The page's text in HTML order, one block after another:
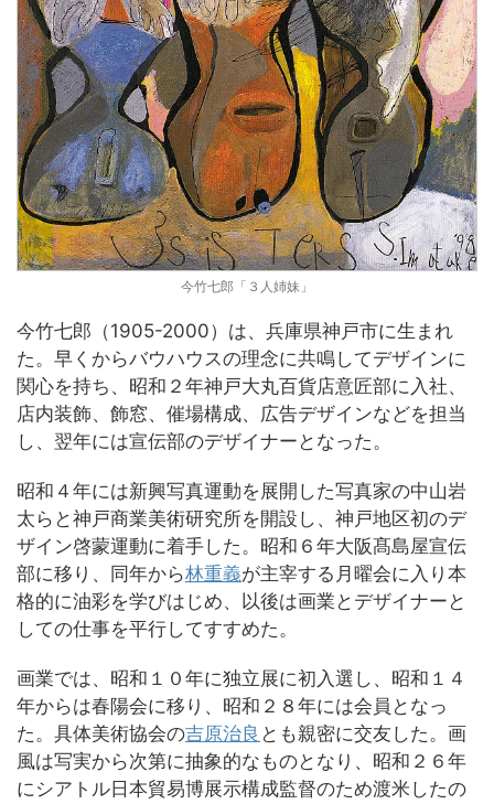
今竹七郎「３人姉妹」
今竹七郎（1905-2000）は、兵庫県神戸市に生まれ
た。早くからバウハウスの理念に共鳴してデザインに
関心を持ち、昭和２年神戸大丸百貨店意匠部に入社、
店内装飾、飾窓、催場構成、広告デザインなどを担当
し、翌年には宣伝部のデザイナーとなった。
昭和４年には新興写真運動を展開した写真家の中山岩
太らと神戸商業美術研究所を開設し、神戸地区初のデ
ザイン啓蒙運動に着手した。昭和６年大阪髙島屋宣伝
部に移り、同年から林重義が主宰する月曜会に入り本
格的に油彩を学びはじめ、以後は画業とデザイナーと
しての仕事を平行してすすめた。
画業では、昭和１０年に独立展に初入選し、昭和１４
年からは春陽会に移り、昭和２８年には会員となっ
た。具体美術協会の吉原治良 とも親密に交友した。画
風は写実から次第に抽象的なものとなり、昭和２６年
にシアトル日本貿易博展示構成監督のため渡米したの